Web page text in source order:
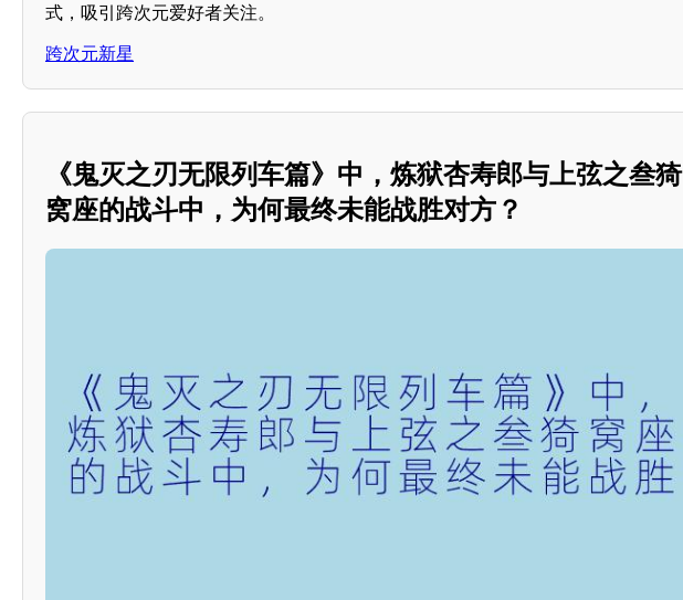
式，吸引跨次元爱好者关注。
跨次元新星
《鬼灭之刃无限列车篇》中，炼狱杏寿郎与上弦之叁猗
窝座的战斗中，为何最终未能战胜对方？